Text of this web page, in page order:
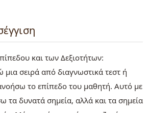
και των Δεξιοτήτων:
μια σειρά από διαγνωστικά τεστ ή
το επίπεδο του μαθητή. Αυτό με
τα δυνατά σημεία, αλλά και τα σημεία